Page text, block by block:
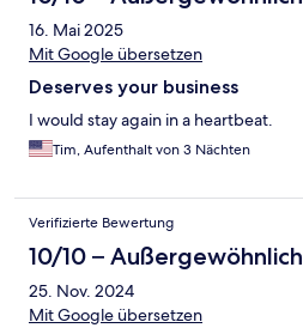
16. Mai 2025
Mit Google übersetzen
Deserves your business
I would stay again in a heartbeat.
Tim, Aufenthalt von 3 Nächten
Verifizierte Bewertung
10/10 – Außergewöhnlich
25. Nov. 2024
Mit Google übersetzen